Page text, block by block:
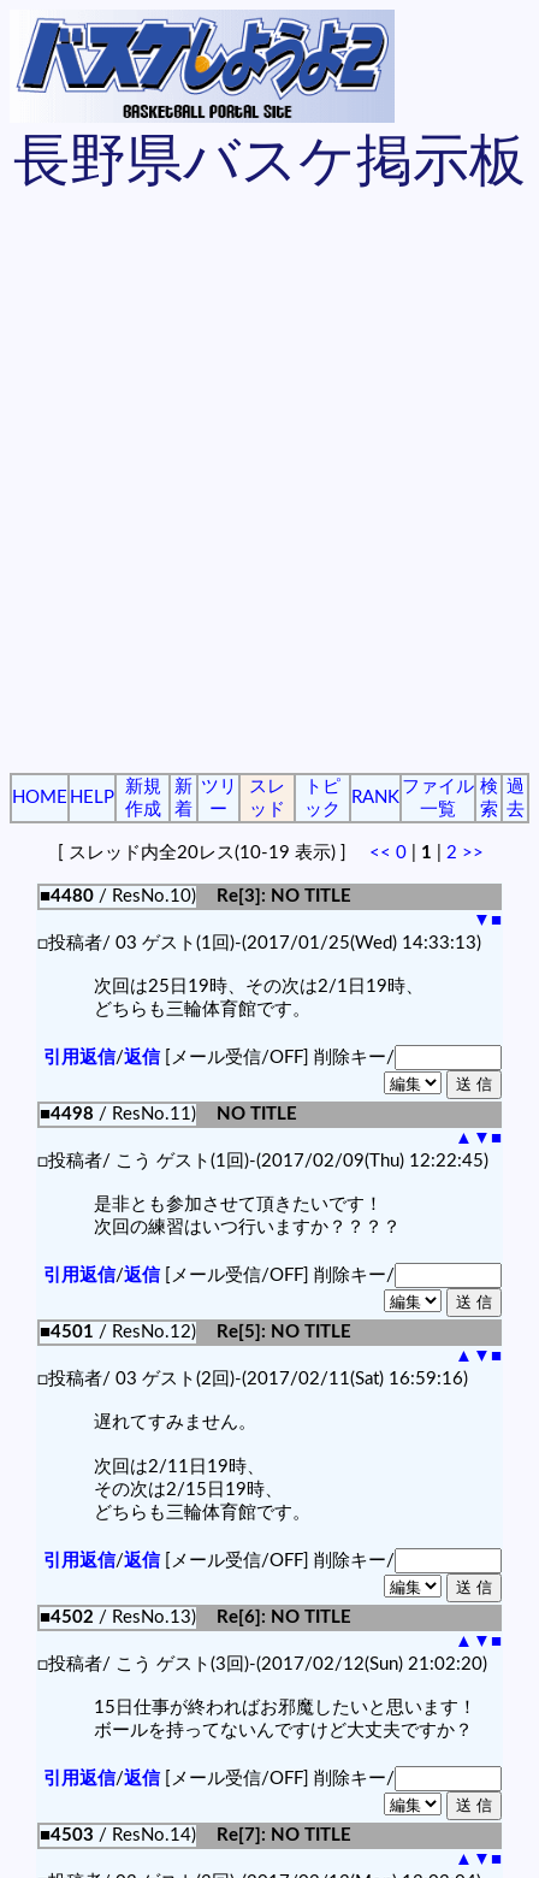
長野県バスケ掲示板
HOME HELP
新規
作成
新
着
ツリ
ー
スレ
ッド
トピ
ック
RANK
ファイル
一覧
検
索
過
去
[ スレッド内全20レス(10-19 表示) ] << 0 1 2 >>
■4480 / ResNo.10)
Re[3]: NO TITLE
▼ ■
□投稿者/ 03 ゲスト(1回)-(2017/01/25(Wed) 14:33:13)
次回は25日19時、その次は2/1日19時、
どちらも三輪体育館です。
引用返信/返信[メール受信/OFF] 削除キー/
■4498 / ResNo.11)
NO TITLE
▲ ▼ ■
□投稿者/ こう ゲスト(1回)-(2017/02/09(Thu) 12:22:45)
是非とも参加させて頂きたいです！
次回の練習はいつ行いますか？？？？
引用返信/返信[メール受信/OFF] 削除キー/
■4501 / ResNo.12)
Re[5]: NO TITLE
▲ ▼ ■
□投稿者/ 03 ゲスト(2回)-(2017/02/11(Sat) 16:59:16)
遅れてすみません。
次回は2/11日19時、
その次は2/15日19時、
どちらも三輪体育館です。
引用返信/返信[メール受信/OFF] 削除キー/
■4502 / ResNo.13)
Re[6]: NO TITLE
▲ ▼ ■
□投稿者/ こう ゲスト(3回)-(2017/02/12(Sun) 21:02:20)
15日仕事が終わればお邪魔したいと思います！
ボールを持ってないんですけど大丈夫ですか？
引用返信/返信[メール受信/OFF] 削除キー/
■4503 / ResNo.14)
Re[7]: NO TITLE
▲ ▼ ■